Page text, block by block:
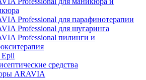
Professional для парафинотерапии
Professional для шугаринга
Professional пилинги и
Epil
средства
ARAVIA